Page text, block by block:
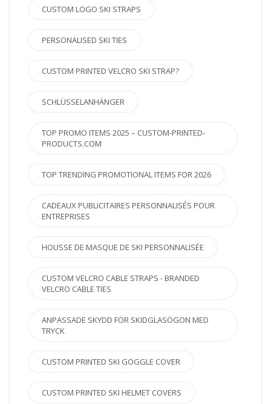
CUSTOM LOGO SKI STRAPS
PERSONALISED SKI TIES
CUSTOM PRINTED VELCRO SKI STRAP?
SCHLÜSSELANHÄNGER
TOP PROMO ITEMS 2025 – CUSTOM-PRINTED-
PRODUCTS.COM
TOP TRENDING PROMOTIONAL ITEMS FOR 2026
CADEAUX PUBLICITAIRES PERSONNALISÉS POUR
ENTREPRISES
HOUSSE DE MASQUE DE SKI PERSONNALISÉE
CUSTOM VELCRO CABLE STRAPS - BRANDED
VELCRO CABLE TIES
ANPASSADE SKYDD FÖR SKIDGLASÖGON MED
TRYCK
CUSTOM PRINTED SKI GOGGLE COVER
CUSTOM PRINTED SKI HELMET COVERS